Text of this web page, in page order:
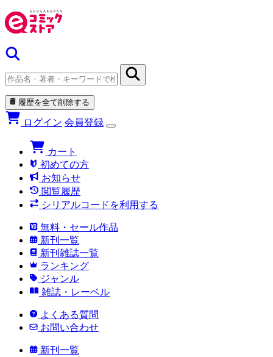
履歴を全て削除する
ログイン 会員登録
カート
初めての方
お知らせ
閲覧履歴
シリアルコードを利用する
無料・セール作品
新刊一覧
新刊雑誌一覧
ランキング
ジャンル
雑誌・レーベル
よくある質問
お問い合わせ
新刊一覧